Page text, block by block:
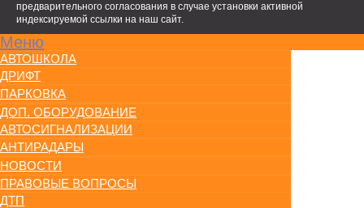
предварительного согласования в случае установки активной
индексируемой ссылки на наш сайт.
Меню
АВТОШКОЛА
ДРИФТ
ПАРКОВКА
ДОП. ОБОРУДОВАНИЕ
АВТОСИГНАЛИЗАЦИИ
АНТИРАДАРЫ
НОВОСТИ
ПРАВОВЫЕ ВОПРОСЫ
ДТП